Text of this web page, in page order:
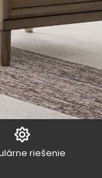
riešenie